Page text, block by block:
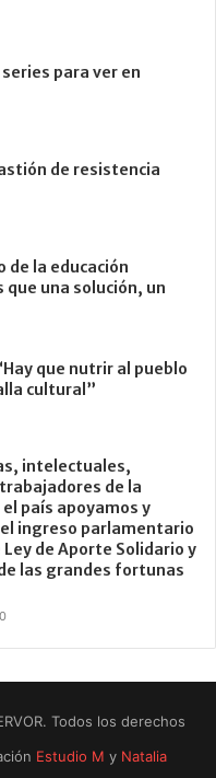
para ver en
de resistencia
de la educación
que una solución, un
que nutrir al pueblo
cultural”
intelectuales,
de la
país apoyamos y
ingreso parlamentario
de Aporte Solidario y
las grandes fortunas
Todos los derechos
Estudio M y Natalia